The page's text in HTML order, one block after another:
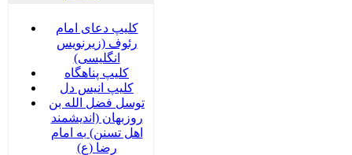
کلیپ دعای امام
رئوف (زیرنویس
انگلیسی)
کلیپ پناهگاه
کلیپ انیس دل
توسل فضل الله بن
روزبهان (اندیشمند
اهل تسنن) به امام
رضا (ع)